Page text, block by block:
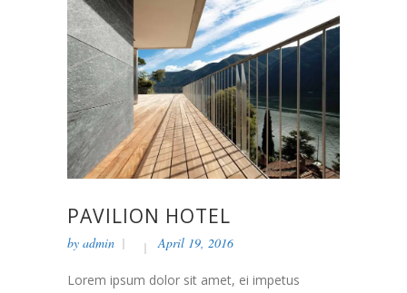
PAVILION HOTEL
by admin April 19, 2016
Lorem ipsum dolor sit amet, ei impetus